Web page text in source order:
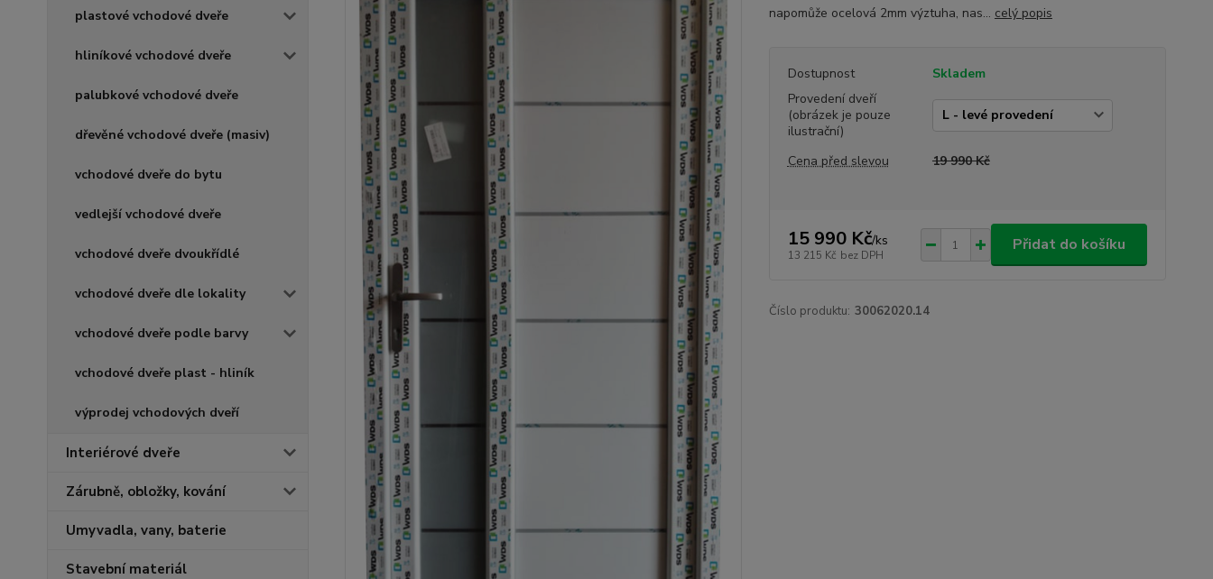
plastové vchodové dveře
hliníkové vchodové dveře
palubkové vchodové dveře
dřevěné vchodové dveře (masiv)
vchodové dveře do bytu
vedlejší vchodové dveře
vchodové dveře dvoukřídlé
vchodové dveře dle lokality
vchodové dveře podle barvy
vchodové dveře plast - hliník
výprodej vchodových dveří
Interiérové dveře
Zárubně, obložky, kování
Umyvadla, vany, baterie
Stavební materiál
napomůže ocelová 2mm výztuha, nas... celý popis
Dostupnost
Skladem
Provedení dveří
(obrázek je pouze
ilustrační)
Cena před slevou
19 990 Kč
15 990 Kč/ks
13 215 Kč bez DPH
Přidat do košíku
Číslo produktu: 30062020.14